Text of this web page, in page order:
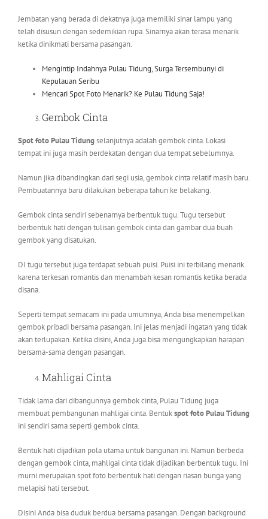
Jembatan yang berada di dekatnya juga memiliki sinar lampu yang
telah disusun dengan sedemikian rupa. Sinarnya akan terasa menarik
ketika dinikmati bersama pasangan.
Mengintip Indahnya Pulau Tidung, Surga Tersembunyi di
Kepulauan Seribu
Mencari Spot Foto Menarik? Ke Pulau Tidung Saja!
Gembok Cinta
Spot foto Pulau Tidungselanjutnya adalah gembok cinta. Lokasi
tempat ini juga masih berdekatan dengan dua tempat sebelumnya.
Namun jika dibandingkan dari segi usia, gembok cinta relatif masih baru.
Pembuatannya baru dilakukan beberapa tahun ke belakang.
Gembok cinta sendiri sebenarnya berbentuk tugu. Tugu tersebut
berbentuk hati dengan tulisan gembok cinta dan gambar dua buah
gembok yang disatukan.
DI tugu tersebut juga terdapat sebuah puisi. Puisi ini terbilang menarik
karena terkesan romantis dan menambah kesan romantis ketika berada
disana.
Seperti tempat semacam ini pada umumnya, Anda bisa menempelkan
gembok pribadi bersama pasangan. Ini jelas menjadi ingatan yang tidak
akan terlupakan. Ketika disini, Anda juga bisa mengungkapkan harapan
bersama-sama dengan pasangan.
Mahligai Cinta
Tidak lama dari dibangunnya gembok cinta, Pulau Tidung juga
membuat pembangunan mahligai cinta. Bentukspot foto Pulau Tidung
ini sendiri sama seperti gembok cinta.
Bentuk hati dijadikan pola utama untuk bangunan ini. Namun berbeda
dengan gembok cinta, mahligai cinta tidak dijadikan berbentuk tugu. Ini
murni merupakan spot foto berbentuk hati dengan riasan bunga yang
melapisi hati tersebut.
Disini Anda bisa duduk berdua bersama pasangan. Dengan background